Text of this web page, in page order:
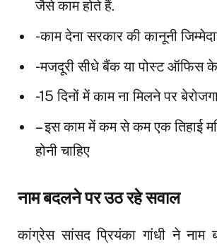
जैसे काम होते हैं.
-काम देना सरकार की कानूनी
-मजदूरी सीधे बैंक या पोस्ट ऑफिस
-15 दिनों में काम ना मिलने पर
– इस काम में कम से कम एक तिहाई
होनी चाहिए
नाम बदलने पर उठ रहे सवाल
कांग्रेस सांसद प्रियंका गांधी ने नाम